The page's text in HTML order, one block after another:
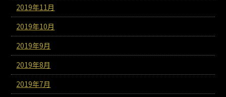
2019年11月
2019年10月
2019年9月
2019年8月
2019年7月